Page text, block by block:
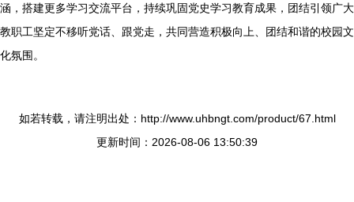
涵，搭建更多学习交流平台，持续巩固党史学习教育成果，团结引领广大
教职工坚定不移听党话、跟党走，共同营造积极向上、团结和谐的校园文
化氛围。
如若转载，请注明出处：http://www.uhbngt.com/product/67.html
更新时间：2026-08-06 13:50:39